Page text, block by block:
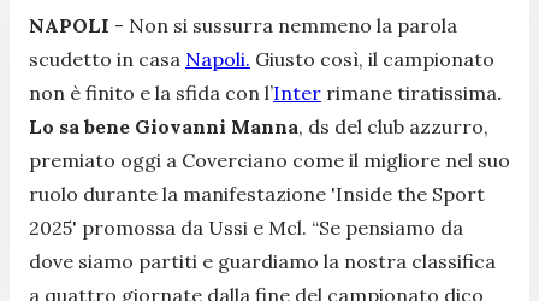
NAPOLI - Non si sussurra nemmeno la parola
scudetto in casa Napoli. Giusto così, il campionato
non è finito e la sfida con l’Inter rimane tiratissima.
Lo sa bene Giovanni Manna, ds del club azzurro,
premiato oggi a Coverciano come il migliore nel suo
ruolo durante la manifestazione 'Inside the Sport
2025' promossa da Ussi e Mcl. “Se pensiamo da
dove siamo partiti e guardiamo la nostra classifica
a quattro giornate dalla fine del campionato dico